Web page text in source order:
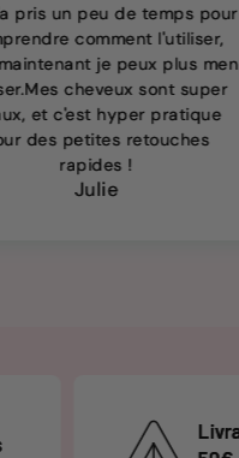
pris un peu de temps pour
comment l'utiliser,
je peux plus men
cheveux sont super
et c'est hyper pratique
des petites retouches
rapides !
Julie